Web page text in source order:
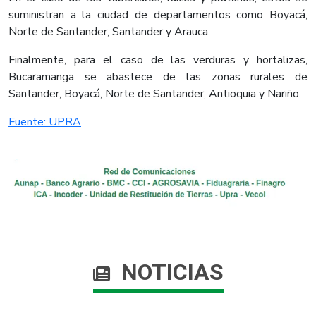
suministran a la ciudad de departamentos como Boyacá,
Norte de Santander, Santander y Arauca.
Finalmente, para el caso de las verduras y hortalizas,
Bucaramanga se abastece de las zonas rurales de
Santander, Boyacá, Norte de Santander, Antioquia y Nariño. ​
Fuente: UPRA​
NOTICIAS